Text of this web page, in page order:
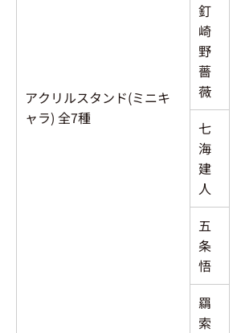
アクリルスタンド(ミニキ
ャラ) 全7種
釘
崎
野
薔
薇
七
海
建
人
五
条
悟
羂
索